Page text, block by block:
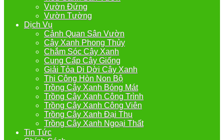
Vườn Đứng
Vườn Tường
Dịch Vụ
Cảnh Quan Sân Vườn
Cây Xanh Phong Thủy
Chắm Sóc Cây Xanh
Cung Cấp Cây Giống
Giải Tỏa Di Dời Cây Xanh
Thi Công Hòn Non Bộ
Trồng Cây Xanh Bóng Mát
Trồng Cây Xanh Công Trình
Trồng Cây Xanh Công Viên
Trồng Cây Xanh Đại Thụ
Trồng Cây Xanh Ngoại Thất
Tin Tức